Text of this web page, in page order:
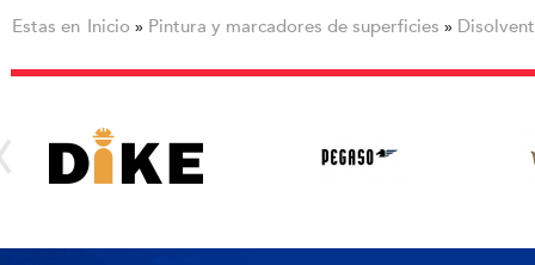
Estas en Inicio » Pintura y marcadores de superficies »